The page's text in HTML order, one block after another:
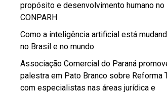
propósito e desenvolvimento humano no
CONPARH
Como a inteligência artificial está
no Brasil e no mundo
Associação Comercial do Paraná
palestra em Pato Branco sobre Reforma
com especialistas nas áreas jurídica e